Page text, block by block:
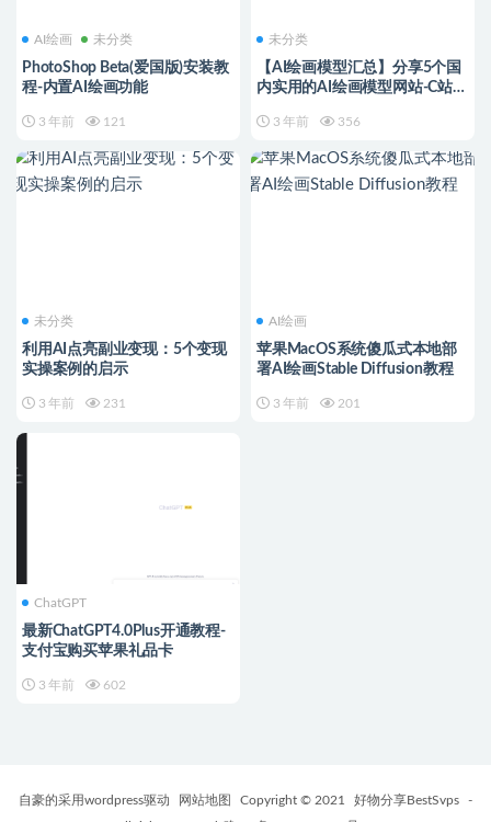
AI绘画 未分类
PhotoShop Beta(爱国版)安装教
程-内置AI绘画功能
3 年前 121
未分类
【AI绘画模型汇总】分享5个国
内实用的AI绘画模型网站-C站AI
3 年前 356
未分类
利用AI点亮副业变现：5个变现
实操案例的启示
3 年前 231
AI绘画
苹果MacOS系统傻瓜式本地部
署AI绘画Stable Diffusion教程
3 年前 201
ChatGPT
最新ChatGPT4.0Plus开通教程-
支付宝购买苹果礼品卡
3 年前 602
自豪的采用wordpress驱动 网站地图 Copyright © 2021 好物分享BestSvps
-